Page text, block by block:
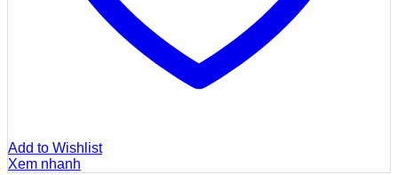
Add to Wishlist
Xem nhanh